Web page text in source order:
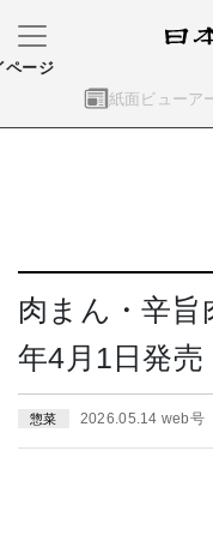
紙面ビューア
ページ
肉まん・辛旨
年4月1日発売
惣菜 2026.05.14 web号